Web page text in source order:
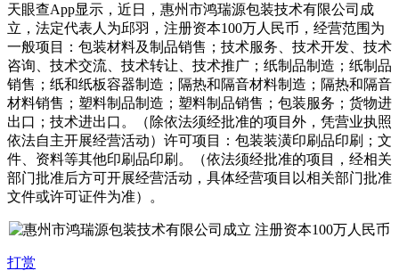
天眼查App显示，近日，惠州市鸿瑞源包装技术有限公司成
立，法定代表人为邱羽，注册资本100万人民币，经营范围为
一般项目：包装材料及制品销售；技术服务、技术开发、技术
咨询、技术交流、技术转让、技术推广；纸制品制造；纸制品
销售；纸和纸板容器制造；隔热和隔音材料制造；隔热和隔音
材料销售；塑料制品制造；塑料制品销售；包装服务；货物进
出口；技术进出口。（除依法须经批准的项目外，凭营业执照
依法自主开展经营活动）许可项目：包装装潢印刷品印刷；文
件、资料等其他印刷品印刷。（依法须经批准的项目，经相关
部门批准后方可开展经营活动，具体经营项目以相关部门批准
文件或许可证件为准）。
打赏